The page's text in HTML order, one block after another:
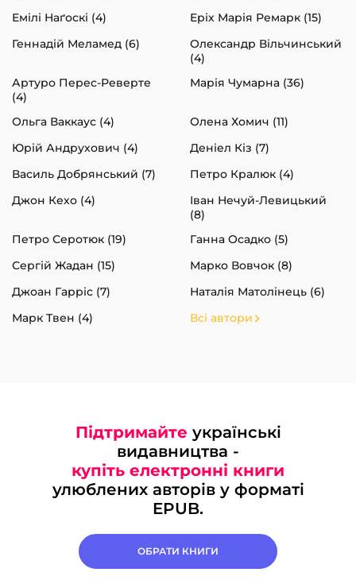
Емілі Наґоскі (4)
Еріх Марія Ремарк (15)
Геннадій Меламед (6)
Олександр Вільчинський
(4)
Артуро Перес-Реверте
(4)
Марія Чумарна (36)
Ольга Ваккаус (4)
Олена Хомич (11)
Юрій Андрухович (4)
Деніел Кіз (7)
Василь Добрянський (7)
Петро Кралюк (4)
Джон Кехо (4)
Іван Нечуй-Левицький
(8)
Петро Серотюк (19)
Ганна Осадко (5)
Сергій Жадан (15)
Марко Вовчок (8)
Джоан Гарріс (7)
Наталія Матолінець (6)
Марк Твен (4)
Всі автори
Підтримайте українські
видавництва -
купіть електронні книги
улюблених авторів у форматі
EPUB.
ОБРАТИ КНИГИ